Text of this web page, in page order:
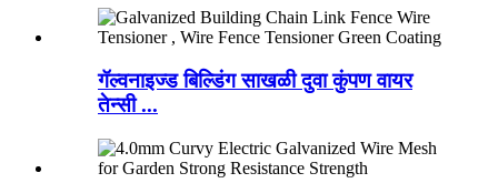
गॅल्वनाइज्ड बिल्डिंग साखळी दुवा कुंपण वायर
तेन्सी ...